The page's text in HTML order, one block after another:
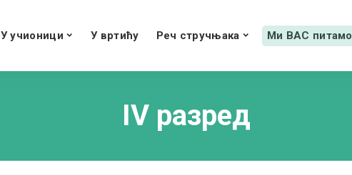
У учионици У вртићу Реч стручњака Ми ВАС питамо
IV разред